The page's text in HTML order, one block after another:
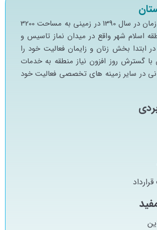
بيمارستان امام زمان در سال 1390 در زميني به مساحت 3200
اسلام شهر واقع در ميدان نماز تاسيس و
ابتدا بخش زنان و زايمان فعاليت خود را
گسترش روز افزون نياز منطقه به خدمات
در ساير زمينه هاي تخصصي فعاليت خود